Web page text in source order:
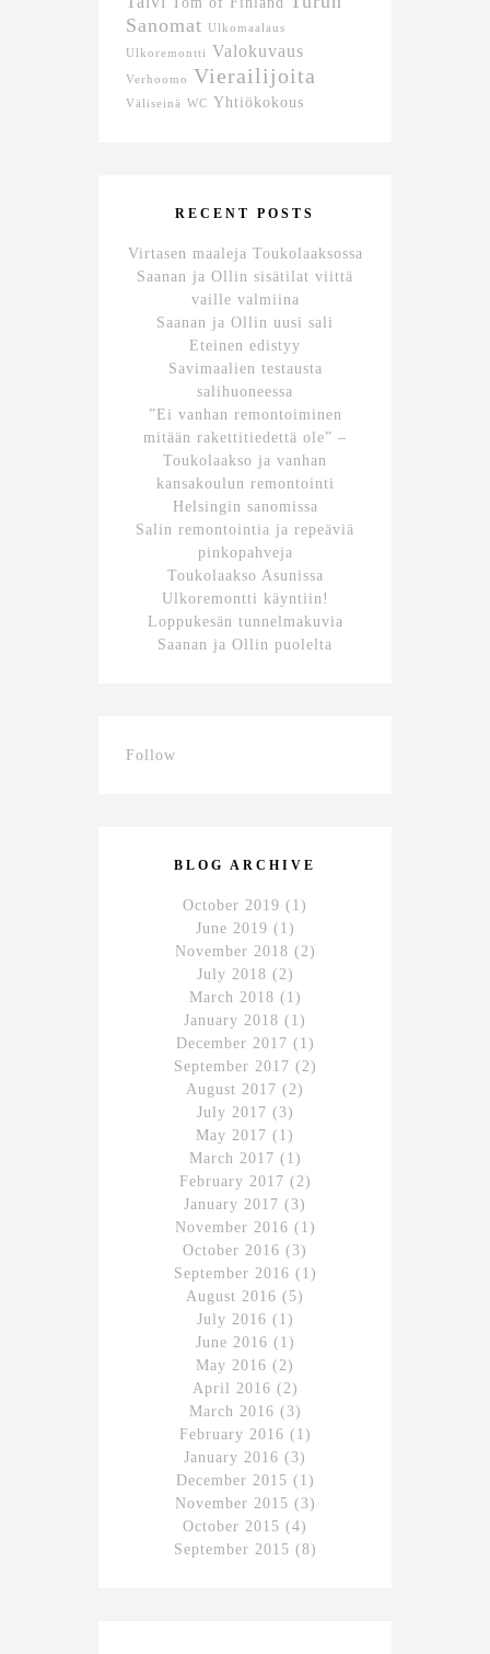
Sanomat Ulkomaalaus
Ulkoremontti Valokuvaus
Verhoomo Vierailijoita
Väliseinä WC Yhtiökokous
RECENT POSTS
Virtasen maaleja Toukolaaksossa
Saanan ja Ollin sisätilat viittä
vaille valmiina
Saanan ja Ollin uusi sali
Eteinen edistyy
Savimaalien testausta
salihuoneessa
”Ei vanhan remontoiminen
mitään rakettitiedettä ole” –
Toukolaakso ja vanhan
kansakoulun remontointi
Helsingin sanomissa
Salin remontointia ja repeäviä
pinkopahveja
Toukolaakso Asunissa
Ulkoremontti käyntiin!
Loppukesän tunnelmakuvia
Saanan ja Ollin puolelta
Follow
BLOG ARCHIVE
October 2019 (1)
June 2019 (1)
November 2018 (2)
July 2018 (2)
March 2018 (1)
January 2018 (1)
December 2017 (1)
September 2017 (2)
August 2017 (2)
July 2017 (3)
May 2017 (1)
March 2017 (1)
February 2017 (2)
January 2017 (3)
November 2016 (1)
October 2016 (3)
September 2016 (1)
August 2016 (5)
July 2016 (1)
June 2016 (1)
May 2016 (2)
April 2016 (2)
March 2016 (3)
February 2016 (1)
January 2016 (3)
December 2015 (1)
November 2015 (3)
October 2015 (4)
September 2015 (8)